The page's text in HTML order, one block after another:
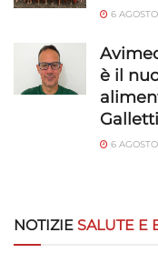
6
è il
Galletti
6
NOTIZIE SALUTE E